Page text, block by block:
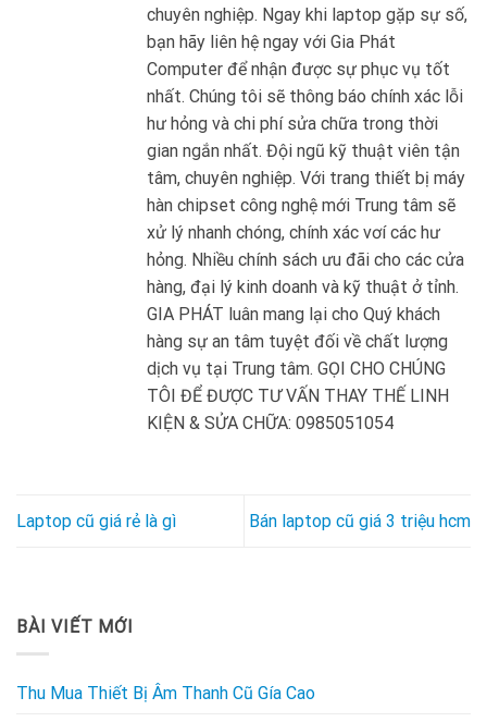
chuyên nghiệp. Ngay khi laptop gặp sự số,
bạn hãy liên hệ ngay với Gia Phát
Computer để nhận được sự phục vụ tốt
nhất. Chúng tôi sẽ thông báo chính xác lỗi
hư hỏng và chi phí sửa chữa trong thời
gian ngắn nhất. Đội ngũ kỹ thuật viên tận
tâm, chuyên nghiệp. Với trang thiết bị máy
hàn chipset công nghệ mới Trung tâm sẽ
xử lý nhanh chóng, chính xác vơí các hư
hỏng. Nhiều chính sách ưu đãi cho các cửa
hàng, đại lý kinh doanh và kỹ thuật ở tỉnh.
GIA PHÁT luân mang lại cho Quý khách
hàng sự an tâm tuyệt đối về chất lượng
dịch vụ tại Trung tâm. GỌI CHO CHÚNG
TÔI ĐỂ ĐƯỢC TƯ VẤN THAY THẾ LINH
KIỆN & SỬA CHỮA: 0985051054
Laptop cũ giá rẻ là gì Bán laptop cũ giá 3 triệu hcm
BÀI VIẾT MỚI
Thu Mua Thiết Bị Âm Thanh Cũ Gía Cao